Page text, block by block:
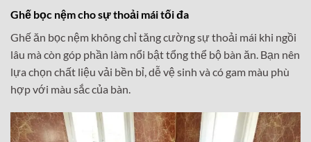
Ghế bọc nệm cho sự thoải mái tối đa
Ghế ăn bọc nệm không chỉ tăng cường sự thoải mái khi ngồi
lâu mà còn góp phần làm nổi bật tổng thể bộ bàn ăn. Bạn nên
lựa chọn chất liệu vải bền bỉ, dễ vệ sinh và có gam màu phù
hợp với màu sắc của bàn.